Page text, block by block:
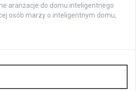
aranżacje do domu inteligentnego
osób marzy o inteligentnym domu,